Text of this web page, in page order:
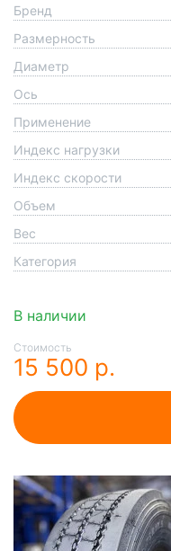
Бренд
Размерность
Диаметр
Ось
Применение
Индекс нагрузки
Индекс скорости
Объем
Вес
Категория
В наличии
Стоимость
15 500 р.